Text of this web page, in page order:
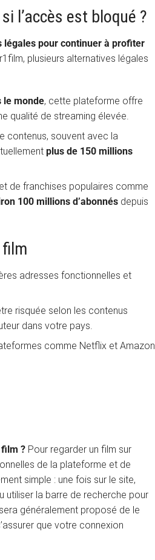
l’accès est bloqué ?
pour continuer à profiter
plusieurs alternatives légales
le monde, cette plateforme offre
qualité de streaming élevée.
contenus, souvent avec la
plus de 150 millions
de franchises populaires comme
100 millions d’abonnés depuis
adresses fonctionnelles et
risquée selon les contenus
dans votre pays.
comme Netflix et Amazon
film ? Pour regarder un film sur
de la plateforme et de
simple : une fois sur le site,
utiliser la barre de recherche pour
généralement proposé de le
que votre connexion